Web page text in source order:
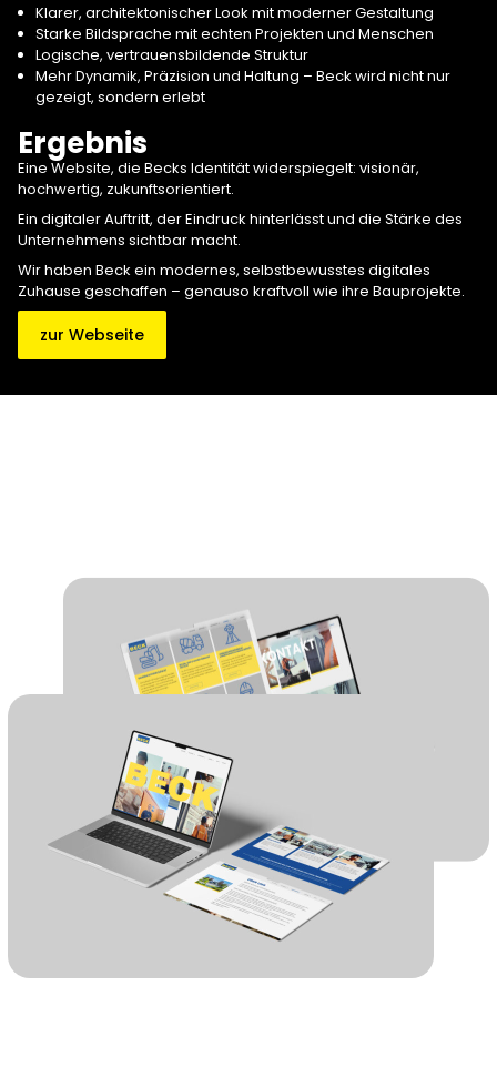
Klarer, architektonischer Look mit moderner Gestaltung
Starke Bildsprache mit echten Projekten und Menschen
Logische, vertrauensbildende Struktur
Mehr Dynamik, Präzision und Haltung – Beck wird nicht nur
gezeigt, sondern erlebt
Ergebnis
Eine Website, die Becks Identität widerspiegelt: visionär,
hochwertig, zukunftsorientiert.
Ein digitaler Auftritt, der Eindruck hinterlässt und die Stärke des
Unternehmens sichtbar macht.
Wir haben Beck ein modernes, selbstbewusstes digitales
Zuhause geschaffen – genauso kraftvoll wie ihre Bauprojekte.
zur Webseite